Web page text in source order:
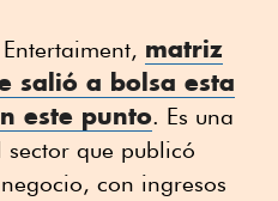
matriz
salió a bolsa esta
este punto. Es una
que publicó
con ingresos